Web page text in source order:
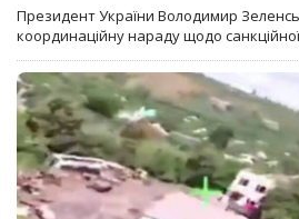
Президент України Володимир
координаційну нараду щодо санкційної